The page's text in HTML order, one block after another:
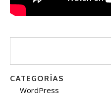
CATEGORÍAS
WordPress